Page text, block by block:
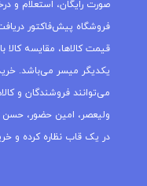
صورت رایگان، استعلام و
فروشگاه پیش‌فاکتور
قیمت کالاها، مقایسه کالا
یکدیگر میسر می‌باشد.
می‌توانند فروشندگان و
ولیعصر، امین حضور، حسن
در یک قاب نظاره کرده و